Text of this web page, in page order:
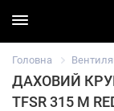
Головна
ДАХОВИЙ
TFSR 315 M